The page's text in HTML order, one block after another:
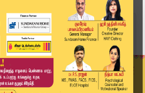
Headline | 08 NOV 2025 | ...